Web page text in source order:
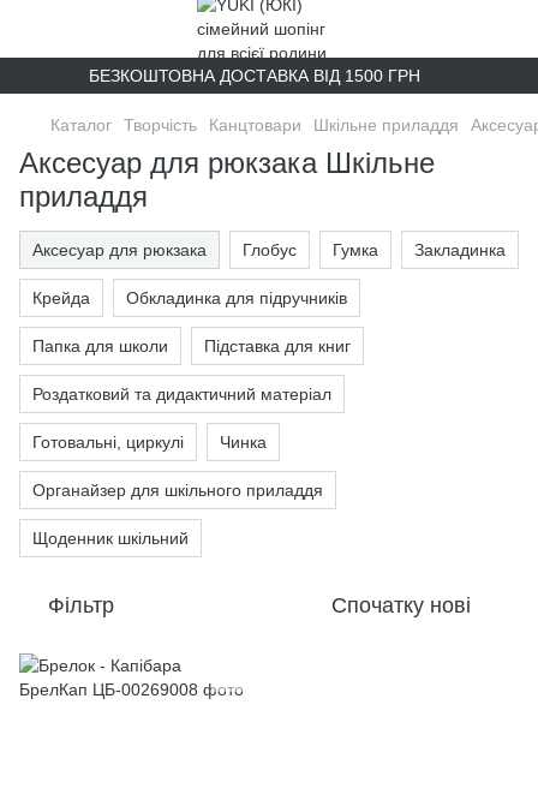
БЕЗКОШТОВНА ДОСТАВКА ВІД 1500 ГРН
Каталог Творчість Канцтовари Шкільне приладдя
Аксесуар для рюкзака Шкільне
приладдя
Аксесуар для рюкзака Глобус Гумка Закладинка
Крейда Обкладинка для підручників
Папка для школи Підставка для книг
Роздатковий та дидактичний матеріал
Готовальні, циркулі Чинка
Органайзер для шкільного приладдя
Щоденник шкільний
Фільтр Спочатку нові